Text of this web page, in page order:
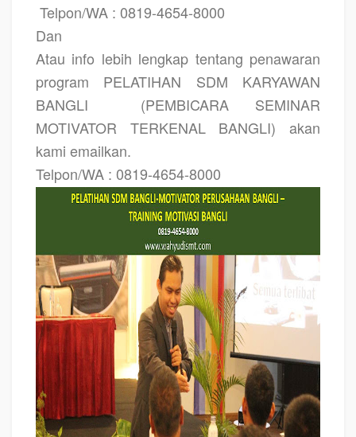
Telpon/WA : 0819-4654-8000
Dan
Atau info lebih lengkap tentang penawaran
program PELATIHAN SDM KARYAWAN
BANGLI
(PEMBICARA SEMINAR
MOTIVATOR TERKENAL BANGLI) akan
kami emailkan.
Telpon/WA : 0819-4654-8000